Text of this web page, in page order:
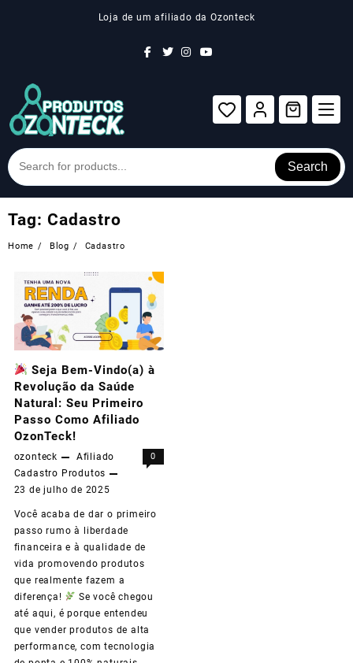
Loja de um afiliado da Ozonteck
Search
Tag: Cadastro
Home Blog Cadastro
Seja Bem-Vindo(a) à
Revolução da Saúde
Natural: Seu Primeiro
Passo Como Afiliado
OzonTeck!
ozonteck
Afiliado
Cadastro Produtos
23 de julho de 2025
0
Você acaba de dar o primeiro
passo rumo à liberdade
financeira e à qualidade de
vida promovendo produtos
que realmente fazem a
diferença!
Se você chegou
até aqui, é porque entendeu
que vender produtos de alta
performance, com tecnologia